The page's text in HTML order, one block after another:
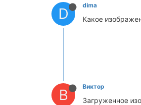
D dima
Какое
В Виктор
Загруженное